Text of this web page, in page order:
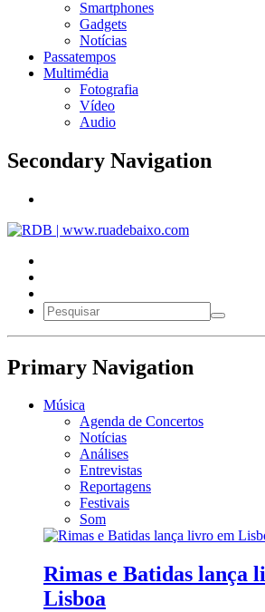
Smartphones
Gadgets
Notícias
Passatempos
Multimédia
Fotografia
Vídeo
Audio
Secondary Navigation
Primary Navigation
Música
Agenda de Concertos
Notícias
Análises
Entrevistas
Reportagens
Festivais
Som
Rimas e Batidas lança
Lisboa